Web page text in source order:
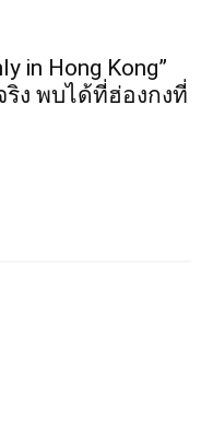
in Hong Kong”
ง พบได้ที่ฮ่องกงที่